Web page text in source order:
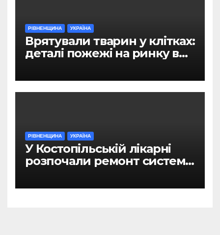
РІВНЕНЩИНА УКРАЇНА
Врятували тварин у клітках:
деталі пожежі на ринку в
РІВНЕНЩИНА УКРАЇНА
У Костопільській лікарні
розпочали ремонт системи